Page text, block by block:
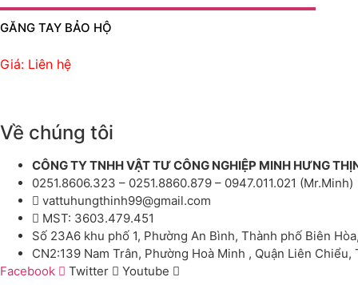
GĂNG TAY BẢO HỘ
Giá: Liên hệ
Về chúng tôi
CÔNG TY TNHH VẬT TƯ CÔNG NGHIỆP MINH HƯNG
0251.8606.323 – 0251.8860.879 – 0947.011.021 (Mr.Minh)
vattuhungthinh99@gmail.com
MST: 3603.479.451
Số 23A6 khu phố 1, Phường An Bình, Thành phố Biên
CN2:139 Nam Trân, Phường Hoà Minh , Quận Liên Chiểu,
Facebook
Twitter Youtube